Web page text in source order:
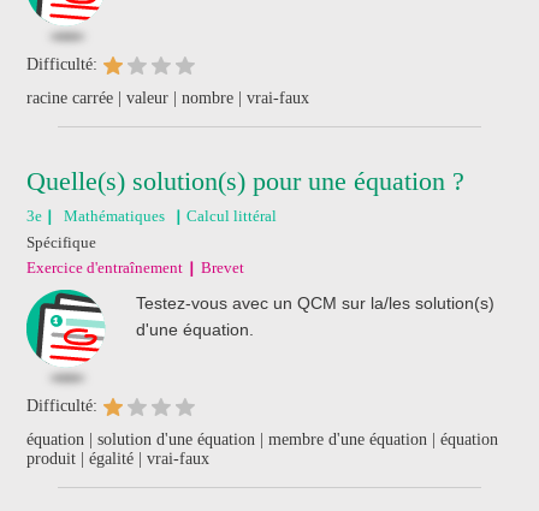
Difficulté:
racine carrée | valeur | nombre | vrai-faux
Quelle(s) solution(s) pour une équation ?
3e Mathématiques
Calcul littéral
Spécifique
Exercice d'entraînement
Brevet
Testez-vous avec un QCM sur la/les solution(s)
d'une équation.
Difficulté:
équation | solution d'une équation | membre d'une équation | équation
produit | égalité | vrai-faux